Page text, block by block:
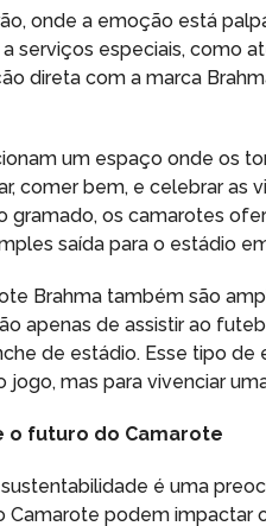
onde a emoção está
serviços especiais, como
direta com a marca
um espaço onde os
comer bem, e celebrar
gramado, os camarotes
saída para o estádio
Brahma também são
apenas de assistir ao
de estádio. Esse tipo
jogo, mas para vivenciar
o futuro do Camarote
é uma
Camarote podem impactar